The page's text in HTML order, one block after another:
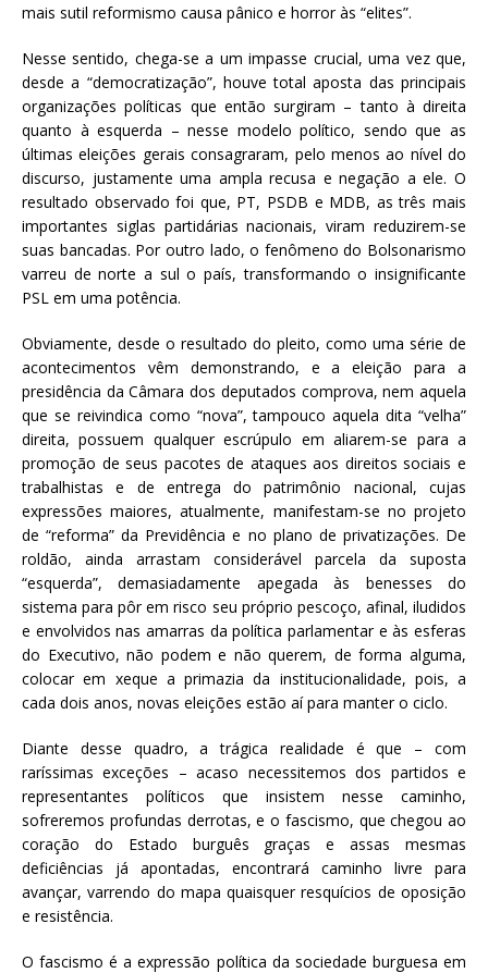
mais sutil reformismo causa pânico e horror às “elites”.
Nesse sentido, chega-se a um impasse crucial, uma vez que,
desde a “democratização”, houve total aposta das principais
organizações políticas que então surgiram – tanto à direita
quanto à esquerda – nesse modelo político, sendo que as
últimas eleições gerais consagraram, pelo menos ao nível do
discurso, justamente uma ampla recusa e negação a ele. O
resultado observado foi que, PT, PSDB e MDB, as três mais
importantes siglas partidárias nacionais, viram reduzirem-se
suas bancadas. Por outro lado, o fenômeno do Bolsonarismo
varreu de norte a sul o país, transformando o insignificante
PSL em uma potência.
Obviamente, desde o resultado do pleito, como uma série de
acontecimentos vêm demonstrando, e a eleição para a
presidência da Câmara dos deputados comprova, nem aquela
que se reivindica como “nova”, tampouco aquela dita “velha”
direita, possuem qualquer escrúpulo em aliarem-se para a
promoção de seus pacotes de ataques aos direitos sociais e
trabalhistas e de entrega do patrimônio nacional, cujas
expressões maiores, atualmente, manifestam-se no projeto
de “reforma” da Previdência e no plano de privatizações. De
roldão, ainda arrastam considerável parcela da suposta
“esquerda”, demasiadamente apegada às benesses do
sistema para pôr em risco seu próprio pescoço, afinal, iludidos
e envolvidos nas amarras da política parlamentar e às esferas
do Executivo, não podem e não querem, de forma alguma,
colocar em xeque a primazia da institucionalidade, pois, a
cada dois anos, novas eleições estão aí para manter o ciclo.
Diante desse quadro, a trágica realidade é que – com
raríssimas exceções – acaso necessitemos dos partidos e
representantes políticos que insistem nesse caminho,
sofreremos profundas derrotas, e o fascismo, que chegou ao
coração do Estado burguês graças e assas mesmas
deficiências já apontadas, encontrará caminho livre para
avançar, varrendo do mapa quaisquer resquícios de oposição
e resistência.
O fascismo é a expressão política da sociedade burguesa em